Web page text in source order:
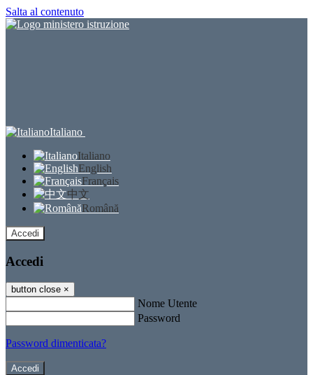
Salta al contenuto
Italiano
Italiano
English
Français
中文
Română
Accedi
Accedi
button close ×
Nome Utente
Password
Password dimenticata?